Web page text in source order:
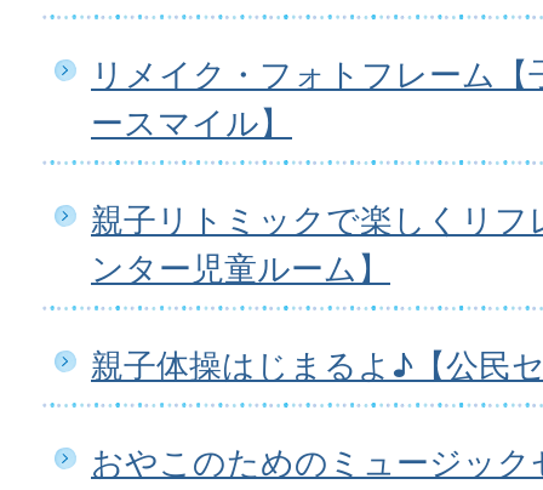
リメイク・フォトフレーム
ースマイル】
親子リトミックで楽しくリフ
ンター児童ルーム】
親子体操はじまるよ♪【公民
おやこのためのミュージッ